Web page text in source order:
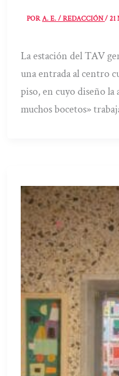
PORA. E. / REDACCIÓN/21
La estación del TAV
una entrada al centro
piso, en cuyo diseño la
muchos bocetos»